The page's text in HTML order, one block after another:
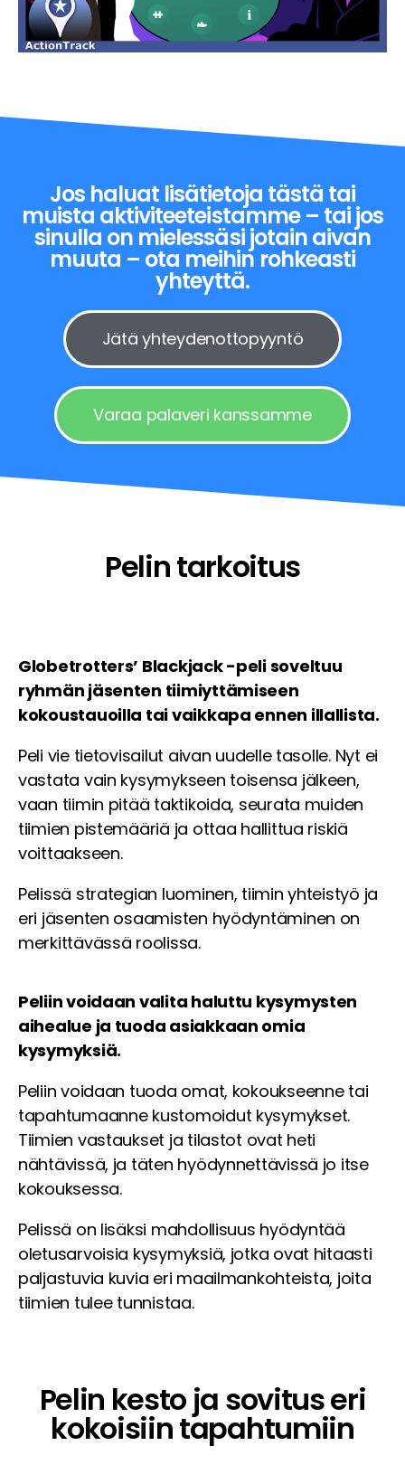
Jos haluat lisätietoja tästä tai
muista aktiviteeteistamme – tai jos
sinulla on mielessäsi jotain aivan
muuta – ota meihin rohkeasti
yhteyttä.
Jätä yhteydenottopyyntö
Varaa palaveri kanssamme
Pelin tarkoitus
Globetrotters’ Blackjack -peli soveltuu
ryhmän jäsenten tiimiyttämiseen
kokoustauoilla tai vaikkapa ennen illallista.
Peli vie tietovisailut aivan uudelle tasolle. Nyt ei
vastata vain kysymykseen toisensa jälkeen,
vaan tiimin pitää taktikoida, seurata muiden
tiimien pistemääriä ja ottaa hallittua riskiä
voittaakseen.
Pelissä strategian luominen, tiimin yhteistyö ja
eri jäsenten osaamisten hyödyntäminen on
merkittävässä roolissa.
Peliin voidaan valita haluttu kysymysten
aihealue ja tuoda asiakkaan omia
kysymyksiä.
Peliin voidaan tuoda omat, kokoukseenne tai
tapahtumaanne kustomoidut kysymykset.
Tiimien vastaukset ja tilastot ovat heti
nähtävissä, ja täten hyödynnettävissä jo itse
kokouksessa.
Pelissä on lisäksi mahdollisuus hyödyntää
oletusarvoisia kysymyksiä, jotka ovat hitaasti
paljastuvia kuvia eri maailmankohteista, joita
tiimien tulee tunnistaa.
Pelin kesto ja sovitus eri
kokoisiin tapahtumiin